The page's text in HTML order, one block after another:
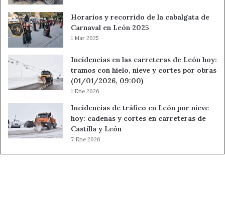
Horarios y recorrido de la cabalgata de
Carnaval en León 2025
1 Mar 2025
Incidencias en las carreteras de León hoy:
tramos con hielo, nieve y cortes por obras
(01/01/2026, 09:00)
1 Ene 2026
Incidencias de tráfico en León por nieve
hoy: cadenas y cortes en carreteras de
Castilla y León
7 Ene 2026